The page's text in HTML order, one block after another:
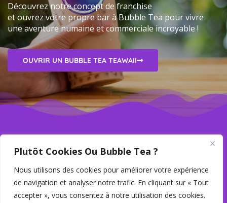
Plutôt Cookies Ou Bubble Tea ?
Nous utilisons des cookies pour améliorer votre expérience
de navigation et analyser notre trafic. En cliquant sur « Tout
accepter », vous consentez à notre utilisation des cookies.
Découvrez notre concept de franchise
et ouvrez votre propre bar à Bubble Tea pour vivre
une aventure humaine et commerciale incroyable !
OUVRIR UN BUBBLE TEA TEAWAII